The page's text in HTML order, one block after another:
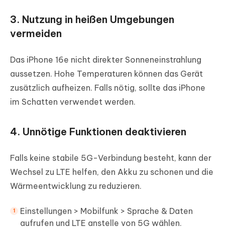
3. Nutzung in heißen Umgebungen
vermeiden
Das iPhone 16e nicht direkter Sonneneinstrahlung
aussetzen. Hohe Temperaturen können das Gerät
zusätzlich aufheizen. Falls nötig, sollte das iPhone
im Schatten verwendet werden.
4. Unnötige Funktionen deaktivieren
Falls keine stabile 5G-Verbindung besteht, kann der
Wechsel zu LTE helfen, den Akku zu schonen und die
Wärmeentwicklung zu reduzieren.
Einstellungen > Mobilfunk > Sprache & Daten
aufrufen und LTE anstelle von 5G wählen.